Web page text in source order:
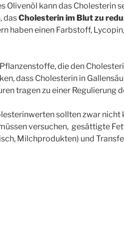
Olivenöl kann das Cholesterin
dasCholesterin im Blut zu
haben einen Farbstoff,
die den
dass Cholesterin in
tragen zu einer Regulierung
sollten zwar
versuchen, gesättigte
Milchprodukten) und